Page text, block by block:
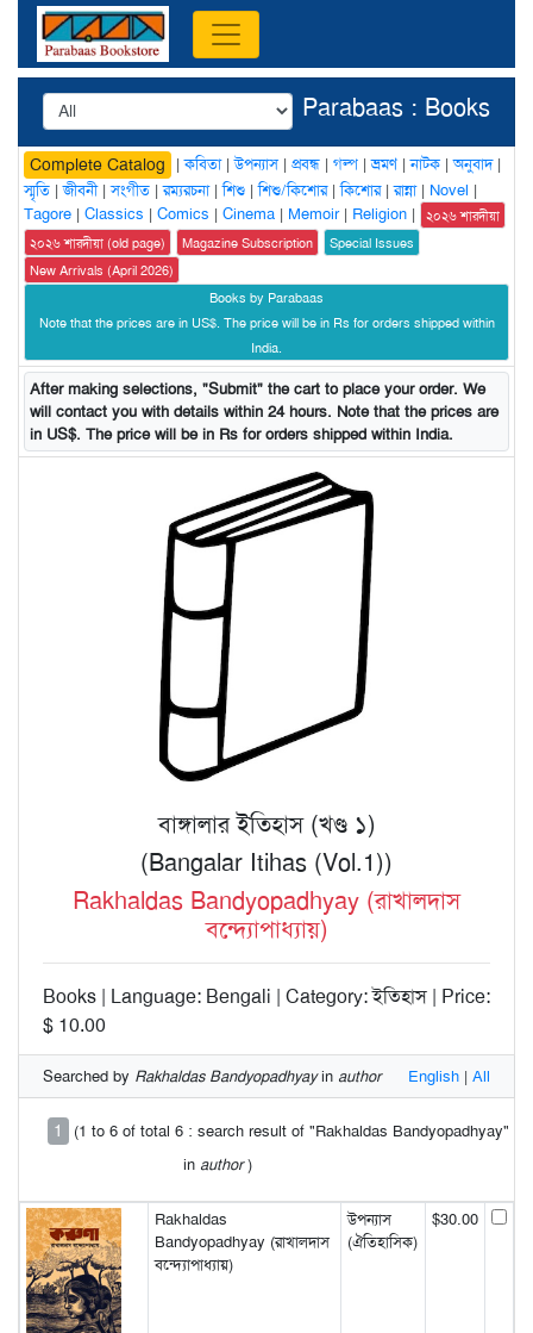
Parabaas : Books
Complete Catalog |কবিতা|উপন্যাস| প্রবন্ধ | গল্প |ভ্রমণ|নাটক |অনুবাদ|
স্মৃতি |জীবনী|সংগীত |রম্যরচনা|শিশু |শিশু/কিশোর|কিশোর|রান্না| Novel |
Tagore | Classics | Comics | Cinema | Memoir| Religion |
২০২৬ শারদীয়া
২০২৬ শারদীয়া (old page)
Magazine Subscription
Special Issues
New Arrivals (April 2026)
Books by Parabaas
Note that the prices are in US$. The price will be in Rs for orders shipped within
India.
After making selections, "Submit" the cart to place your order. We
will contact you with details within 24 hours. Note that the prices are
in US$. The price will be in Rs for orders shipped within India.
বাঙ্গালার ইতিহাস (খণ্ড ১)
(Bangalar Itihas (Vol.1))
Rakhaldas Bandyopadhyay (রাখালদাস
বন্দ্যোপাধ্যায়)
Books | Language: Bengali | Category: ইতিহাস | Price:
$ 10.00
Searched by Rakhaldas Bandyopadhyayin author English | All
1
(1 to 6 of total 6 : search result of "Rakhaldas Bandyopadhyay"
in author)
Rakhaldas
Bandyopadhyay (রাখালদাস
বন্দ্যোপাধ্যায়)
উপন্যাস
(ঐতিহাসিক)
$30.00